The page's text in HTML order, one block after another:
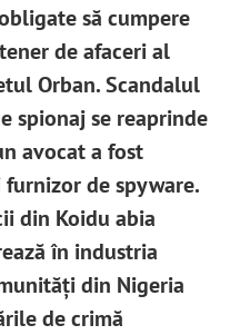
să cumpere
de afaceri al
Orban. Scandalul
spionaj se reaprinde
avocat a fost
de spyware.
din Koidu abia
în industria
din Nigeria
de crimă